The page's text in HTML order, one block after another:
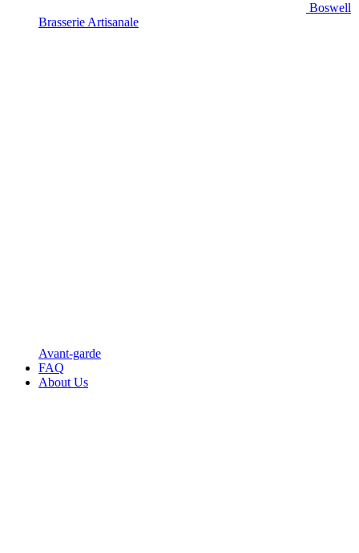
Boswell
Brasserie Artisanale
Avant-garde
FAQ
About Us